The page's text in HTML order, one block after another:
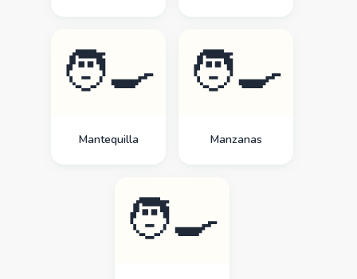
🧑‍🍳
Mantequilla
🧑‍🍳
Manzanas
🧑‍🍳